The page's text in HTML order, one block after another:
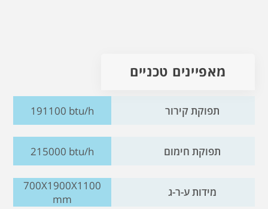
מאפיינים טכניים
תפוקת קירור 191100 btu/h
תפוקת חימום 215000 btu/h
מידות ע-ר-ג
700X1900X1100
mm